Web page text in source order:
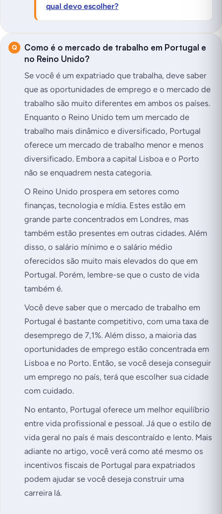
qual devo escolher?
Como é o mercado de trabalho em Portugal e
no Reino Unido?
Se você é um expatriado que trabalha, deve saber
que as oportunidades de emprego e o mercado de
trabalho são muito diferentes em ambos os países.
Enquanto o Reino Unido tem um mercado de
trabalho mais dinâmico e diversificado, Portugal
oferece um mercado de trabalho menor e menos
diversificado. Embora a capital Lisboa e o Porto
não se enquadrem nesta categoria.
O Reino Unido prospera em setores como
finanças, tecnologia e mídia. Estes estão em
grande parte concentrados em Londres, mas
também estão presentes em outras cidades. Além
disso, o salário mínimo e o salário médio
oferecidos são muito mais elevados do que em
Portugal. Porém, lembre-se que o custo de vida
também é.
Você deve saber que o mercado de trabalho em
Portugal é bastante competitivo, com uma taxa de
desemprego de 7,1%. Além disso, a maioria das
oportunidades de emprego estão concentrada em
Lisboa e no Porto. Então, se você deseja conseguir
um emprego no país, terá que escolher sua cidade
com cuidado.
No entanto, Portugal oferece um melhor equilíbrio
entre vida profissional e pessoal. Já que o estilo de
vida geral no país é mais descontraído e lento. Mais
adiante no artigo, você verá como até mesmo os
incentivos fiscais de Portugal para expatriados
podem ajudar se você deseja construir uma
carreira lá.